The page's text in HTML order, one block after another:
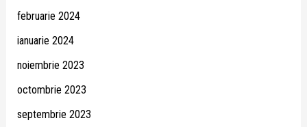
februarie 2024
ianuarie 2024
noiembrie 2023
octombrie 2023
septembrie 2023